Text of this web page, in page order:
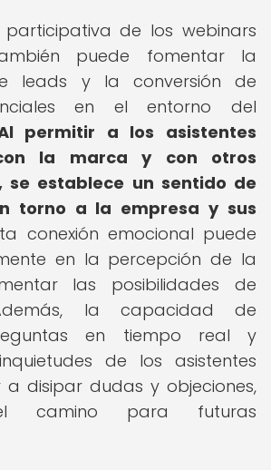
de los webinars
puede fomentar la
leads y la conversión de
en el entorno del
permitir a los asistentes
la marca y con otros
se establece un sentido de
torno a la empresa y sus
conexión emocional puede
en la percepción de la
las posibilidades de
la capacidad de
en tiempo real y
de los asistentes
disipar dudas y objeciones,
camino para futuras